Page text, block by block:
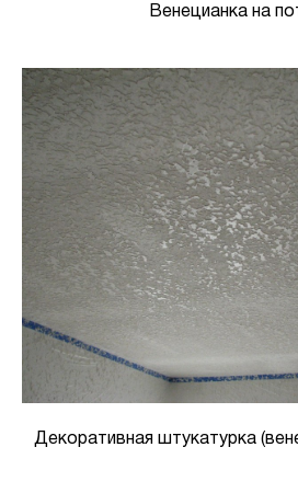
Венецианка на
Декоративная штукатурка